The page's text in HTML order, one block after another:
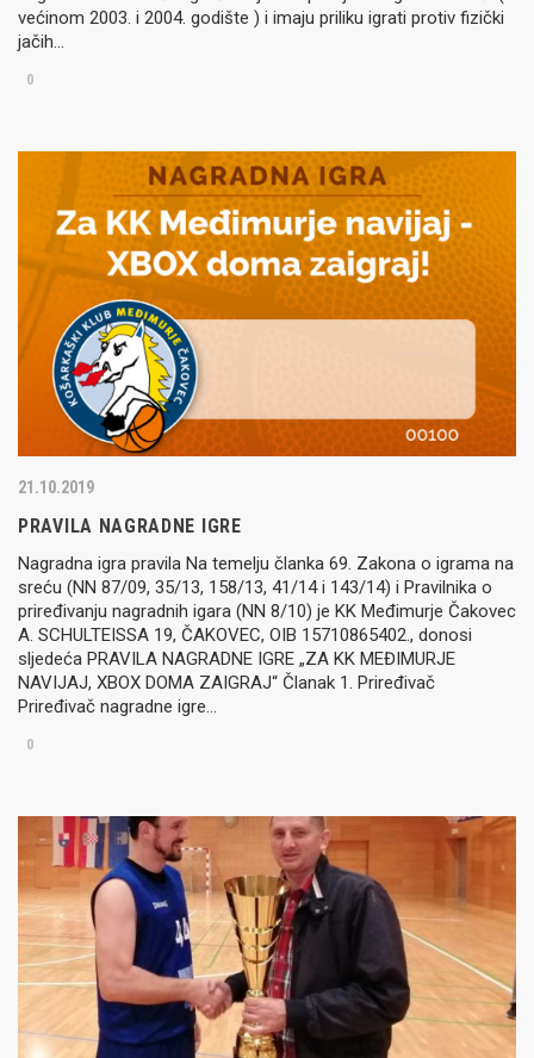
većinom 2003. i 2004. godište ) i imaju priliku igrati protiv fizički
jačih…
0
21.10.2019
PRAVILA NAGRADNE IGRE
Nagradna igra pravila Na temelju članka 69. Zakona o igrama na
sreću (NN 87/09, 35/13, 158/13, 41/14 i 143/14) i Pravilnika o
priređivanju nagradnih igara (NN 8/10) je KK Međimurje Čakovec
A. SCHULTEISSA 19, ČAKOVEC, OIB 15710865402., donosi
sljedeća PRAVILA NAGRADNE IGRE „ZA KK MEĐIMURJE
NAVIJAJ, XBOX DOMA ZAIGRAJ“ Članak 1. Priređivač
Priređivač nagradne igre…
0